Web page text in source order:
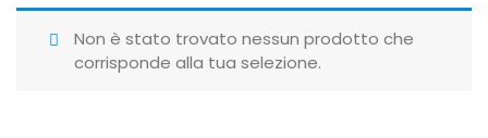
GiubbottiNon è stato trovato nessun prodotto che
corrisponde alla tua selezione.